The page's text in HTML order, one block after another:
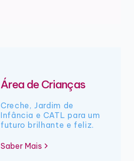
Área de Crianças
Creche, Jardim de
Infância e CATL para um
futuro brilhante e feliz.
Saber Mais